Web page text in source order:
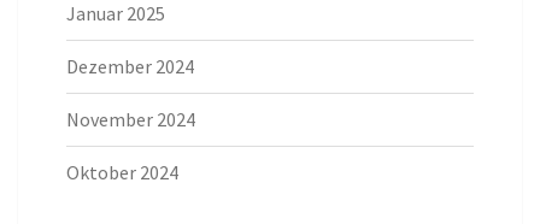
Januar 2025
Dezember 2024
November 2024
Oktober 2024